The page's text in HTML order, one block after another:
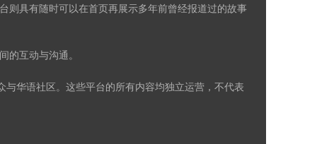
则具有随时可以在首页再展示多年前曾经报道过的故事
的互动与沟通。
华语社区。这些平台的所有内容均独立运营，不代表